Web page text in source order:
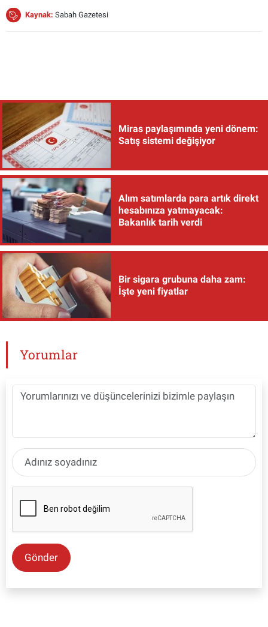
Kaynak: Sabah Gazetesi
Miras paylaşımında yeni dönem:
Satış sistemi değişiyor
Alım satımlarda para artık direkt
hesabınıza yatmayacak:
Bakanlık tarih verdi
Bir sigara grubuna daha zam:
İşte yeni fiyatlar
Yorumlar
Gönder